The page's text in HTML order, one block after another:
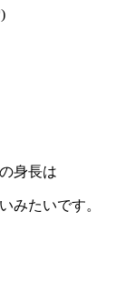
身長は
みたいです。